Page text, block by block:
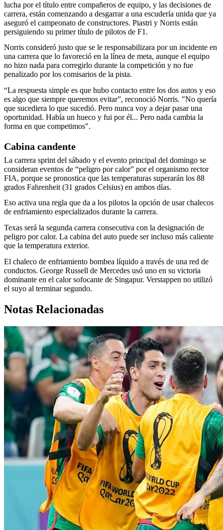
lucha por el título entre compañeros de equipo, y las decisiones de
carrera, están comenzando a desgarrar a una escudería unida que ya
aseguró el campeonato de constructores. Piastri y Norris están
persiguiendo su primer título de pilotos de F1.
Norris consideró justo que se le responsabilizara por un incidente en
una carrera que lo favoreció en la línea de meta, aunque el equipo
no hizo nada para corregirlo durante la competición y no fue
penalizado por los comisarios de la pista.
“La respuesta simple es que hubo contacto entre los dos autos y eso
es algo que siempre queremos evitar”, reconoció Norris. "No quería
que sucediera lo que sucedió. Pero nunca voy a dejar pasar una
oportunidad. Había un hueco y fui por él... Pero nada cambia la
forma en que competimos".
Cabina candente
La carrera sprint del sábado y el evento principal del domingo se
consideran eventos de “peligro por calor” por el organismo rector
FIA, porque se pronostica que las temperaturas superarán los 88
grados Fahrenheit (31 grados Celsius) en ambos días.
Eso activa una regla que da a los pilotos la opción de usar chalecos
de enfriamiento especializados durante la carrera.
Texas será la segunda carrera consecutiva con la designación de
peligro por calor. La cabina del auto puede ser incluso más caliente
que la temperatura exterior.
El chaleco de enfriamiento bombea líquido a través de una red de
conductos. George Russell de Mercedes usó uno en su victoria
dominante en el calor sofocante de Singapur. Verstappen no utilizó
el suyo al terminar segundo.
Notas Relacionadas